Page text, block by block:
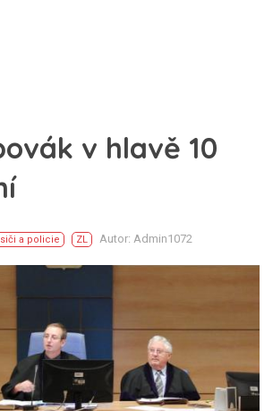
v hlavě 10
a policie ZL Autor: Admin1072